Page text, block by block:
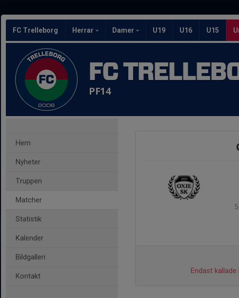
FC Trelleborg Herrar Damer U19 U16 U15
FC
PF14
Hem
Nyheter
Truppen
Matcher
Statistik
Kalender
Bildgalleri
Kontakt
Endast